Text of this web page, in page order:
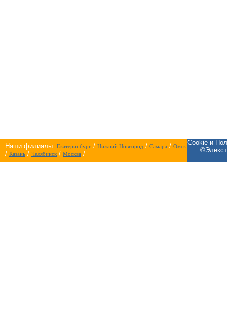
Наши филиалы: Екатеринбург / Нижний Новгород / Самара / Омск
/ Казань / Челябинск/ Москва /
Cookie и